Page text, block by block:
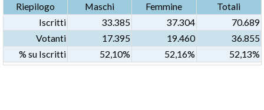
Riepilogo
Maschi Femmine
Totali
Iscritti
33.385 37.304
70.689
Votanti
17.395 19.460
36.855
% su Iscritti
52,10% 52,16% 52,13%